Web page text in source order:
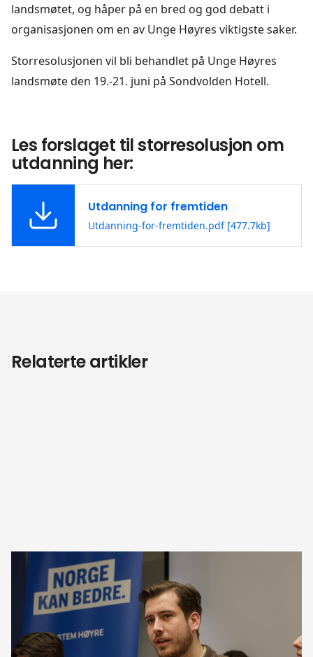
landsmøtet, og håper på en bred og god debatt i
organisasjonen om en av Unge Høyres viktigste saker.
Storresolusjonen vil bli behandlet på Unge Høyres
landsmøte den 19.-21. juni på Sondvolden Hotell.
Les forslaget til storresolusjon om
utdanning her:
Utdanning for fremtiden
Utdanning-for-fremtiden.pdf [477.7kb]
Relaterte artikler